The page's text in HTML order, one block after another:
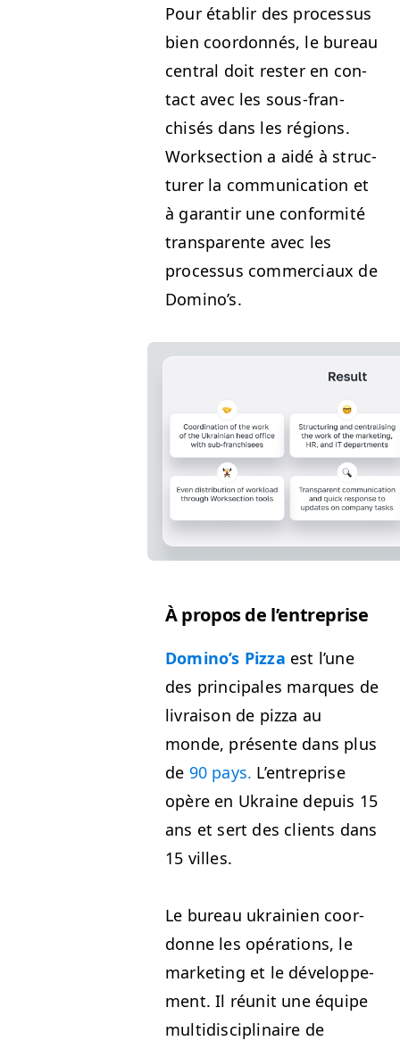
Pour établir des proces­sus
bien coor­don­nés, le bureau
cen­tral doit rester en con­
tact avec les sous-fran­
chisés dans les régions.
Work­sec­tion a aidé à struc­
tur­er la com­mu­ni­ca­tion et
à garan­tir une con­for­mité
trans­par­ente avec les
proces­sus com­mer­ci­aux de
Domino’s.
À pro­pos de l’entreprise
Domi­no’s Piz­za est l’une
des prin­ci­pales mar­ques de
livrai­son de piz­za au
monde, présente dans plus
de 90 pays. L’en­tre­prise
opère en Ukraine depuis 15
ans et sert des clients dans
15 villes.
Le bureau ukrainien coor­
donne les opéra­tions, le
mar­ket­ing et le développe­
ment. Il réu­nit une équipe
mul­ti­dis­ci­plinaire de